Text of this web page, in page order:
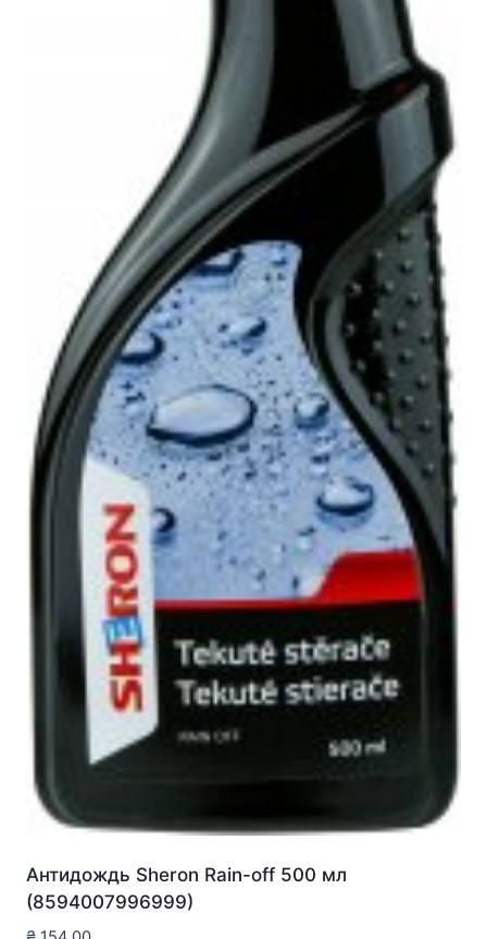
Антидождь Sheron Rain-off 500 мл
(8594007996999)